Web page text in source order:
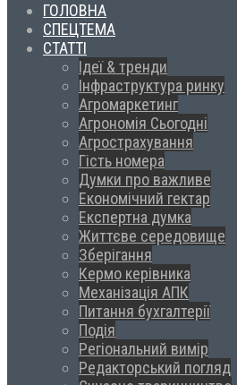
ГОЛОВНА
СПЕЦТЕМА
СТАТТІ
Ідеї & тренди
Інфраструктура ринку
Агромаркетинг
Агрономія Сьогодні
Агрострахування
Гість номера
Думки про важливе
Економічний гектар
Експертна думка
Життєве середовище
Зберігання
Кермо керівника
Механізація АПК
Питання бухгалтерії
Подія
Регіональний вимір
Редакторський погляд